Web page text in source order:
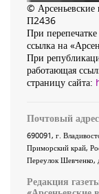
©
П2436
При
ссылка на
При
работающая
страницу сайта:
Почтовый
690091, г.
Приморский край,
Переулок Шевченко,
Редакция